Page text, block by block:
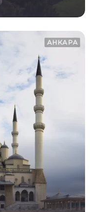
АНКАРА